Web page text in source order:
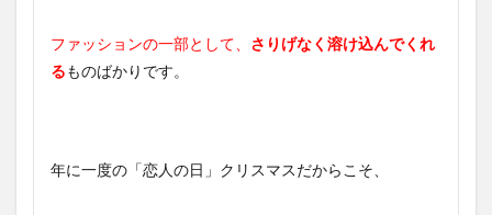
ファッションの一部として、 さりげなく溶け込んでくれ
るものばかりです。
年に一度の「恋人の日」クリスマスだからこそ、